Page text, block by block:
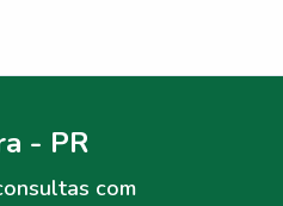
- PR
com